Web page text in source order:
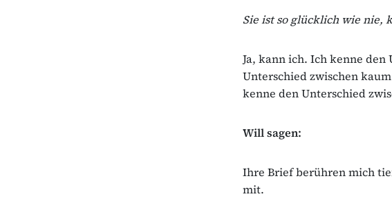
Sie ist so glücklich wie nie,
Ja, kann ich. Ich kenne
Unterschied zwischen
kenne den Unterschied
Will sagen:
Ihre Brief berühren mich
mit.